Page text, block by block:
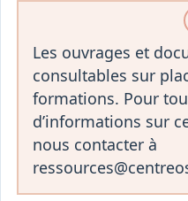
Les ouvrages et
consultables sur
formations. Pour
d’informations sur
nous contacter à